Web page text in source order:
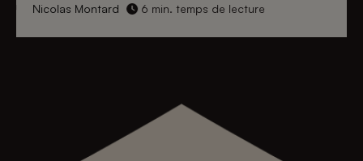
Nicolas Montard 6 min. temps de lecture